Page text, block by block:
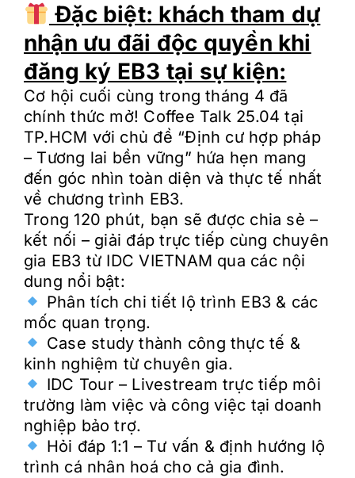
Đặc biệt: khách tham dự
nhận ưu đãi độc quyền khi
đăng ký EB3 tại sự kiện:
Cơ hội cuối cùng trong tháng 4 đã
chính thức mở! Coffee Talk 25.04 tại
TP.HCM với chủ đề “Định cư hợp pháp
– Tương lai bền vững” hứa hẹn mang
đến góc nhìn toàn diện và thực tế nhất
về chương trình EB3.
Trong 120 phút, bạn sẽ được chia sẻ –
kết nối – giải đáp trực tiếp cùng chuyên
gia EB3 từ IDC VIETNAM qua các nội
dung nổi bật:
Phân tích chi tiết lộ trình EB3 & các
mốc quan trọng.
Case study thành công thực tế &
kinh nghiệm từ chuyên gia.
IDC Tour – Livestream trực tiếp môi
trường làm việc và công việc tại doanh
nghiệp bảo trợ.
Hỏi đáp 1:1 – Tư vấn & định hướng lộ
trình cá nhân hoá cho cả gia đình.